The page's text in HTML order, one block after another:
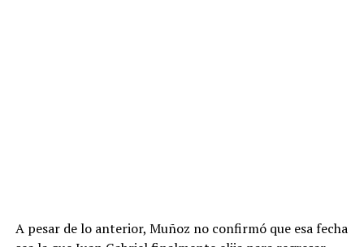
A pesar de lo anterior, Muñoz no confirmó que esa fecha